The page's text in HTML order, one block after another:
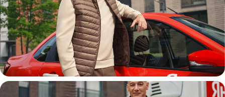
Автокурьер